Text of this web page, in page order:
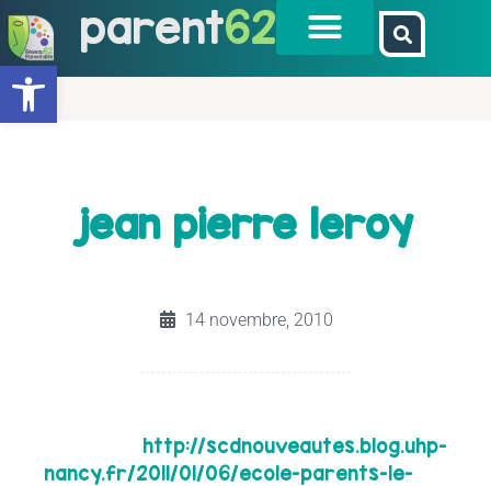
Ouvrir la barre d’outils
parent62
jean pierre leroy
14 novembre, 2010
http://scdnouveautes.blog.uhp-
nancy.fr/2011/01/06/ecole-parents-le-